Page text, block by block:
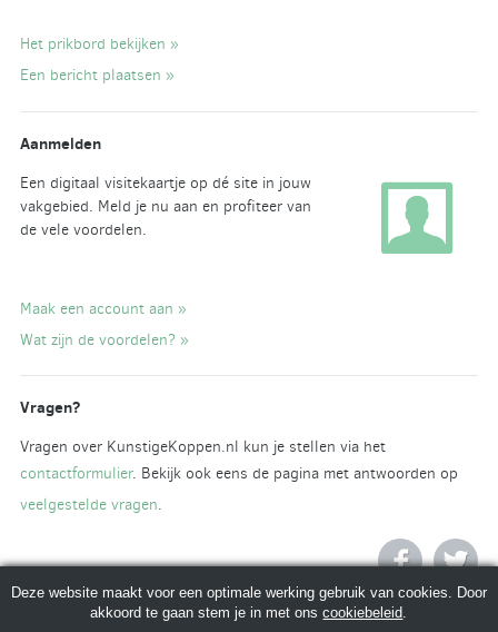
Het prikbord bekijken »
Een bericht plaatsen »
Aanmelden
Een digitaal visitekaartje op dé site in jouw
vakgebied. Meld je nu aan en profiteer van
de vele voordelen.
Maak een account aan »
Wat zijn de voordelen? »
Vragen?
Vragen over KunstigeKoppen.nl kun je stellen via het
contactformulier. Bekijk ook eens de pagina met antwoorden op
veelgestelde vragen.
Deze website maakt voor een optimale werking gebruik van cookies. Door
akkoord te gaan stem je in met onscookiebeleid.